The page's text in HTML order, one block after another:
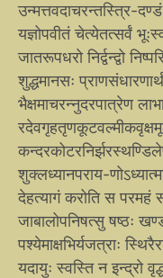
उन्मत्तवदाचरन्तस्त्रि-
यज्ञोपवीतं चेत्येतत्सर्वं
जातरूपधरो निर्द्वन्द्वो
शुद्धमानसः
भैक्षमाचरन्नुदरपात्रेण
शुक्लध्यानपराय-
देहत्यागं करोति स परमहं
जाबालोपनिषत्सु षष्ठः
पश्येमाक्षभिर्यजत्राः
यदायुः स्वस्ति न इन्द्रो